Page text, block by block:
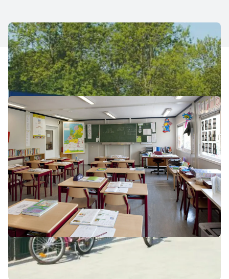
Snel schakelen
Door een plotselinge stijging van leerlingen heb
je voor komend schooljaar dringend extra
klaslokalen nodig. Geen nood,contacteer VDL
De Meeuwen we analyseren samen op welke
manier we tijdig aan je huisvestingsbehoefte
kunnen voldoen.
Dankzij onze modulaire bouwtechniek kunnen
we snel schakelen en plaatsen we kant-en-klare